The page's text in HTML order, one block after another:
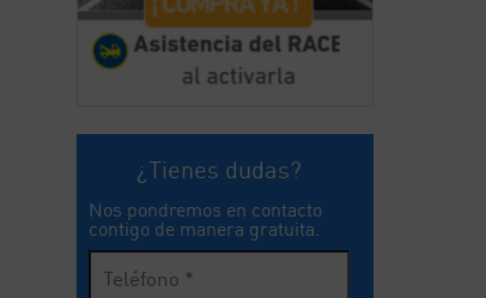
¿Tienes dudas?
Nos pondremos en contacto
contigo de manera gratuita.